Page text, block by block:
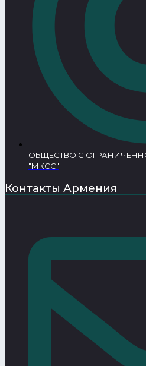
ОБЩЕСТВО С
"МКСС"
Контакты Армения